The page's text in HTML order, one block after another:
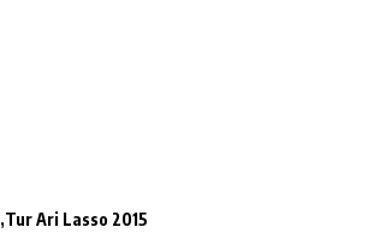
Tur Ari Lasso 2015